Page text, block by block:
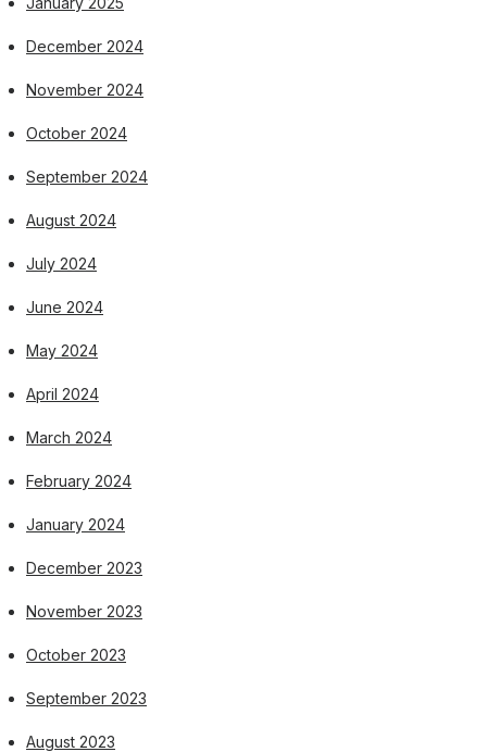
December 2024
November 2024
October 2024
September 2024
August 2024
July 2024
June 2024
May 2024
April 2024
March 2024
February 2024
January 2024
December 2023
November 2023
October 2023
September 2023
August 2023